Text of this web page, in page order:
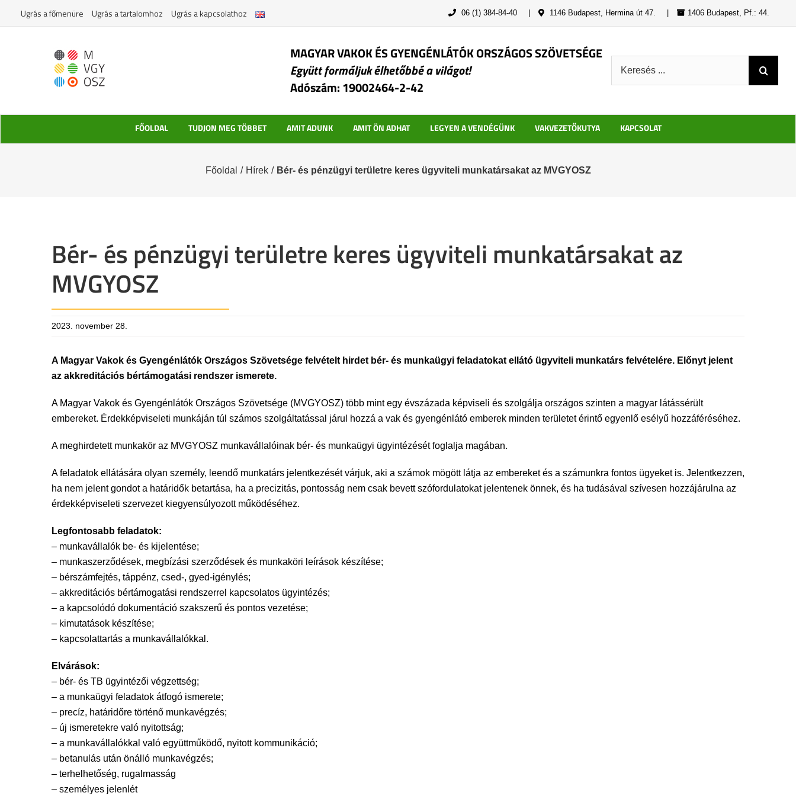
Ugrás a főmenüre Ugrás a tartalomhoz Ugrás a kapcsolathoz 06 (1) 384-84-40 1146 Budapest, Hermina út 47. 1406 Budapest, Pf.: 44.
MAGYAR VAKOK ÉS GYENGÉNLÁTÓK ORSZÁGOS SZÖVETSÉGE
Együtt formáljuk élhetőbbé a világot!
Adószám: 19002464-2-42
FŐOLDAL TUDJON MEG TÖBBET AMIT ADUNK AMIT ÖN ADHAT LEGYEN A VENDÉGÜNK VAKVEZETŐKUTYA KAPCSOLAT
Főoldal / Hírek / Bér- és pénzügyi területre keres ügyviteli munkatársakat az MVGYOSZ
Bér- és pénzügyi területre keres ügyviteli munkatársakat az
MVGYOSZ
2023. november 28.
A Magyar Vakok és Gyengénlátók Országos Szövetsége felvételt hirdet bér- és munkaügyi feladatokat ellátó ügyviteli munkatárs felvételére. Előnyt jelent
az akkreditációs bértámogatási rendszer ismerete.
A Magyar Vakok és Gyengénlátók Országos Szövetsége (MVGYOSZ) több mint egy évszázada képviseli és szolgálja országos szinten a magyar látássérült
embereket. Érdekképviseleti munkáján túl számos szolgáltatással járul hozzá a vak és gyengénlátó emberek minden területet érintő egyenlő esélyű hozzáféréséhez.
A meghirdetett munkakör az MVGYOSZ munkavállalóinak bér- és munkaügyi ügyintézését foglalja magában.
A feladatok ellátására olyan személy, leendő munkatárs jelentkezését várjuk, aki a számok mögött látja az embereket és a számunkra fontos ügyeket is. Jelentkezzen,
ha nem jelent gondot a határidők betartása, ha a precizitás, pontosság nem csak bevett szófordulatokat jelentenek önnek, és ha tudásával szívesen hozzájárulna az
érdekképviseleti szervezet kiegyensúlyozott működéséhez.
Legfontosabb feladatok:
– munkavállalók be- és kijelentése;
– munkaszerződések, megbízási szerződések és munkaköri leírások készítése;
– bérszámfejtés, táppénz, csed-, gyed-igénylés;
– akkreditációs bértámogatási rendszerrel kapcsolatos ügyintézés;
– a kapcsolódó dokumentáció szakszerű és pontos vezetése;
– kimutatások készítése;
– kapcsolattartás a munkavállalókkal.
Elvárások:
– bér- és TB ügyintézői végzettség;
– a munkaügyi feladatok átfogó ismerete;
– precíz, határidőre történő munkavégzés;
– új ismeretekre való nyitottság;
– a munkavállalókkal való együttműködő, nyitott kommunikáció;
– betanulás után önálló munkavégzés;
– terhelhetőség, rugalmasság
– személyes jelenlét